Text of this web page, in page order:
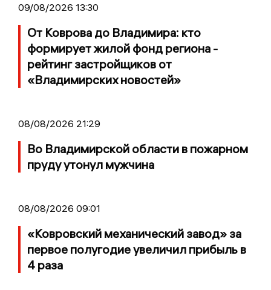
09/08/2026 13:30
От Коврова до Владимира: кто
формирует жилой фонд региона -
рейтинг застройщиков от
«Владимирских новостей»
08/08/2026 21:29
Во Владимирской области в пожарном
пруду утонул мужчина
08/08/2026 09:01
«Ковровский механический завод» за
первое полугодие увеличил прибыль в
4 раза